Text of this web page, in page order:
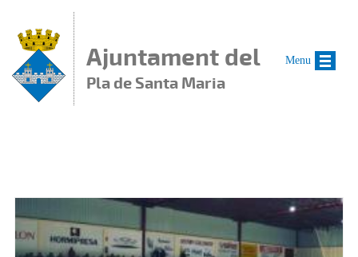
Ajuntament del
Pla de Santa Maria
Menu